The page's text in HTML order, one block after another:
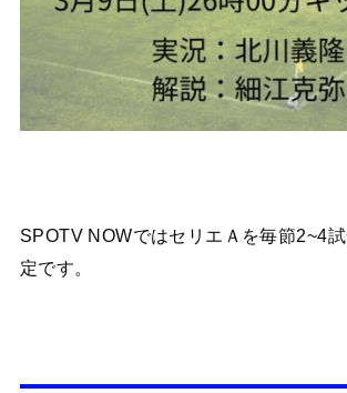
SPOTV NOWではセリエＡを毎節2~4
定です。